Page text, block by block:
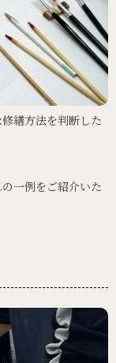
繕方法を判断した
一例をご紹介いた